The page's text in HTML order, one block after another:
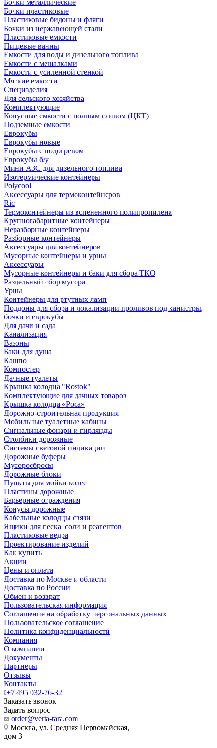
Бочки металлические
Бочки пластиковые
Пластиковые бидоны и фляги
Бочки из нержавеющей стали
Пластиковые емкости
Пищевые ванны
Емкости для воды и дизельного топлива
Емкости с мешалками
Емкости с усиленной стенкой
Мягкие емкости
Специзделия
Для сельского хозяйства
Комплектующие
Конусные емкости с полным сливом (ЦКТ)
Подземные емкости
Еврокубы
Еврокубы новые
Еврокубы с подогревом
Еврокубы б/у
Мини АЗС для дизельного топлива
Изотермические контейнеры
Polycool
Аксессуары для термоконтейнеров
Ric
Термоконтейнеры из вспененного полипропилена
Крупногабаритные контейнеры
Неразборные контейнеры
Разборные контейнеры
Аксессуары для контейнеров
Мусорные контейнеры и урны
Аксессуары
Мусорные контейнеры и баки для сбора ТКО
Раздельный сбор мусора
Урны
Контейнеры для ртутных ламп
Поддоны для сбора и локализации проливов под канистры,
бочки и еврокубы
Для дачи и сада
Канализация
Вазоны
Баки для душа
Кашпо
Компостер
Дачные туалеты
Крышка колодца "Rostok"
Комплектующие для дачных товаров
Крышка колодца «Роса»
Дорожно-строительная продукция
Мобильные туалетные кабины
Сигнальные фонари и гирлянды
Столбики дорожные
Системы световой индикации
Дорожные буферы
Мусоросбросы
Дорожные блоки
Пункты для мойки колес
Пластины дорожные
Барьерные ограждения
Конусы дорожные
Кабельные колодцы связи
Ящики для песка, соли и реагентов
Пластиковые ведра
Проектирование изделий
Как купить
Акции
Цены и оплата
Доставка по Москве и области
Доставка по России
Обмен и возврат
Пользовательская информация
Соглашение на обработку персональных данных
Пользовательское соглашение
Политика конфиденциальности
Компания
О компании
Документы
Партнеры
Отзывы
Контакты
+7 495 032-76-32
Заказать звонок
Задать вопрос
order@verta-tara.com
Москва, ул. Средняя Первомайская,
дом 3